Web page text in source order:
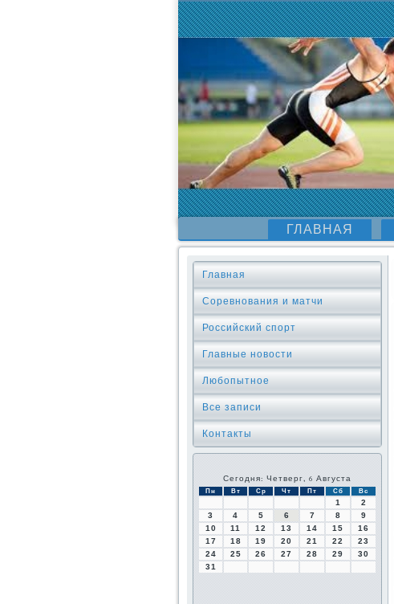
ГЛАВНАЯ
Главная
Соревнования и матчи
Российский спорт
Главные новости
Любопытное
Все записи
Контакты
Сегодня: Четверг, 6 Августа
Пн Вт Ср Чт Пт Сб Вс
1
2
3
4 5 6 7 8
9
10
11 12 13 14 15
16
17
18 19 20 21 22
23
24
25 26 27 28 29
30
31